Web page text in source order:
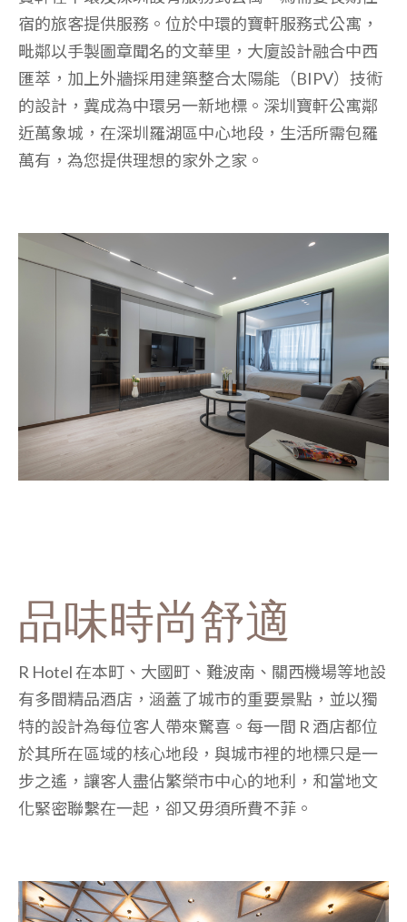
宿的旅客提供服務。位於中環的寶軒服務式公寓，
毗鄰以手製圖章聞名的文華里，大廈設計融合中西
匯萃，加上外牆採用建築整合太陽能（BIPV）技術
的設計，冀成為中環另一新地標。深圳寶軒公寓鄰
近萬象城，在深圳羅湖區中心地段，生活所需包羅
萬有，為您提供理想的家外之家。
品味時尚舒適
R Hotel 在本町、大國町、難波南、關西機場等地設
有多間精品酒店，涵蓋了城市的重要景點，並以獨
特的設計為每位客人帶來驚喜。每一間 R 酒店都位
於其所在區域的核心地段，與城市裡的地標只是一
步之遙，讓客人盡佔繁榮市中心的地利，和當地文
化緊密聯繫在一起，卻又毋須所費不菲。